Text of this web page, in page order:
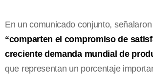
En un comunicado conjunto,
“comparten el compromiso de
creciente demanda mundial de
que representan un porcentaje